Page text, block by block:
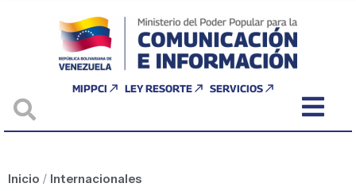
MIPPCI LEY RESORTE SERVICIOS
Inicio / Internacionales